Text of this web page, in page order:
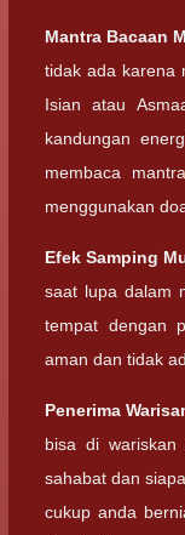
Mantra Bacaan
tidak ada karena
Isian atau
kandungan
membaca
menggunakan
Efek Samping
saat lupa dalam
tempat dengan
aman dan tidak
Penerima
bisa di wariskan
sahabat dan
cukup anda